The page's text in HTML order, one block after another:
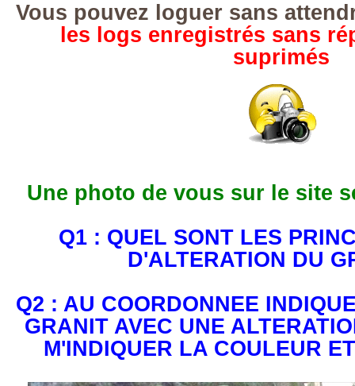
Vous pouvez loguer sans
les logs enregistrés sans
suprimés
Une photo de vous sur le site
Q1 : QUEL SONT LES
D'ALTERATION DU
Q2 : AU COORDONNEE
GRANIT AVEC UNE
M'INDIQUER LA COULEUR